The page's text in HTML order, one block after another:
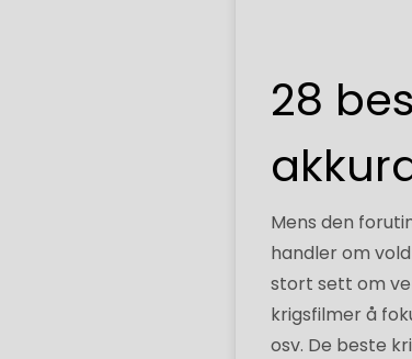
28
Mens den
handler om
stort sett om
krigsfilmer å
osv. De beste